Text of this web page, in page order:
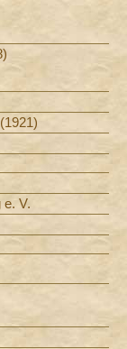
e. V.